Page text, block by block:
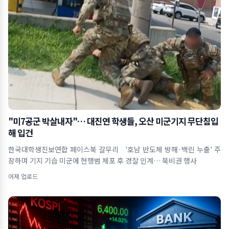
"미7공군 박살내자"… 대진연 학생들, 오산 미군기지 무단침입
해 입건
한국대학생진보연합 페이스북 갈무리 '호남 반도체 방해·백린 누출' 주
장하며 기지 기습 미군에 현행범 체포 후 경찰 인계… 묵비권 행사
어제 업로드